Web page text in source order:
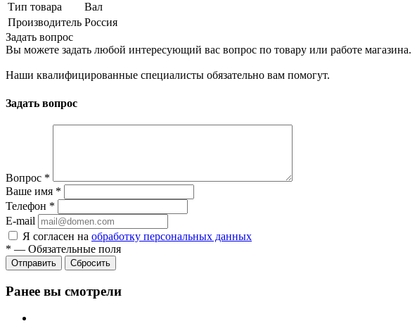
Тип товара
Вал
Производитель Россия
Задать вопрос
Вы можете задать любой интересующий вас вопрос по товару или работе магазина.
Наши квалифицированные специалисты обязательно вам помогут.
Задать вопрос
Вопрос *
Ваше имя *
Телефон *
E-mail
Я согласен на обработку персональных данных
* — Обязательные поля
Сбросить
Ранее вы смотрели